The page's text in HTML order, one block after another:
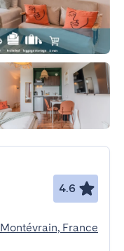
4.6
Montévrain, France